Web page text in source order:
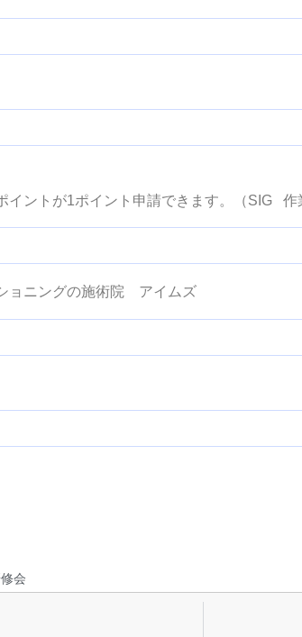
イントが1ポイント申請できます。（SIG 作
ョニングの施術院 アイムズ
会